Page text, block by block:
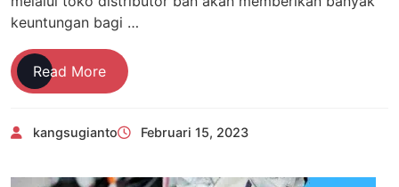
keuntungan bagi …
Read MoreDistributor
Ban
Surabaya,
Mana?
kangsugianto Februari 15, 2023